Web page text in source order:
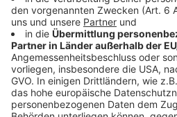
Umstellung auf ihrerWebsite
Möglichkeit nach Eingabe eurer
Umstellungstermin abzufragen.
Anzeige